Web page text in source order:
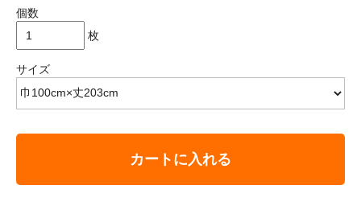
個数
枚
サイズ
カートに入れる